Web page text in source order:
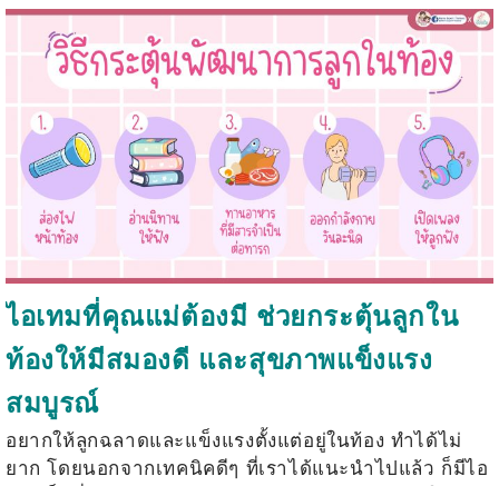
ไอเทมที่คุณแม่ต้องมี ช่วยกระตุ้นลูกใน
ท้องให้มีสมองดี และสุขภาพแข็งแรง
สมบูรณ์
อยากให้ลูกฉลาดและแข็งแรงตั้งแต่อยู่ในท้อง ทำได้ไม่
ยาก โดยนอกจากเทคนิคดีๆ ที่เราได้แนะนำไปแล้ว ก็มีไอ